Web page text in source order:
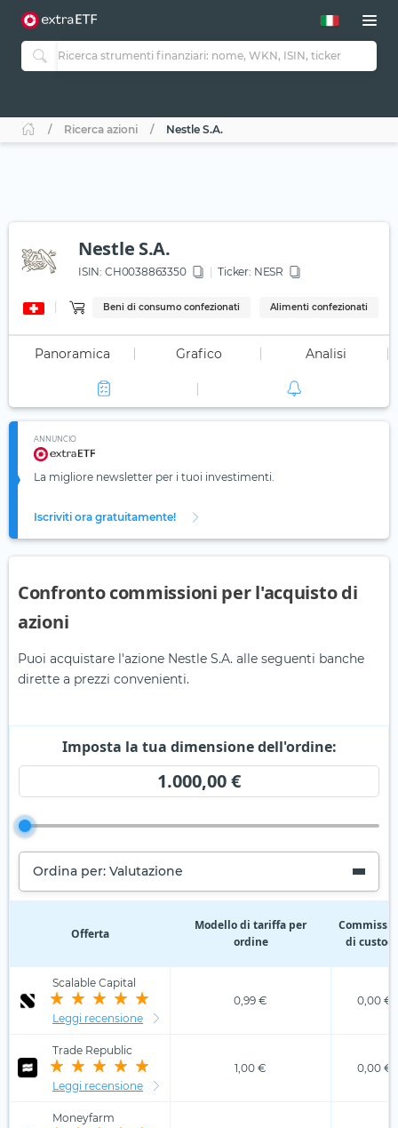
Ricerca azioni Nestle S.A.
Nestle S.A.
ISIN: CH0038863350 Ticker: NESR
Beni di consumo confezionati Alimenti confezionati
Panoramica Grafico Analisi
ANNUNCIO
La migliore newsletter per i tuoi investimenti.
Iscriviti ora gratuitamente!
Confronto commissioni per l'acquisto di
azioni
Puoi acquistare l'azione Nestle S.A. alle seguenti banche
dirette a prezzi convenienti.
Imposta la tua dimensione dell'ordine:
1.000,00 €
Ordina per: Valutazione
Offerta
Modello di tariffa per
ordine
di
Scalable Capital
Leggi recensione
0,99 € 0,00 €
Trade Republic
Leggi recensione
1,00 € 0,00 €
Moneyfarm